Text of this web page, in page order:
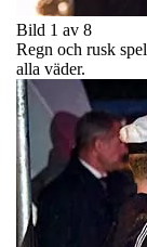
Bild 1 av 8
Regn och rusk
alla väder.